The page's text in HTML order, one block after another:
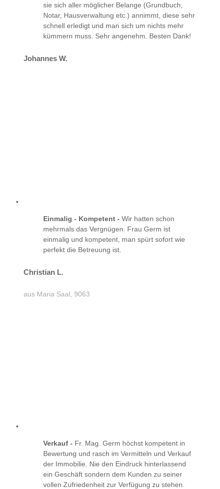
sie sich aller möglicher Belange (Grundbuch,
Notar, Hausverwaltung etc.) annimmt, diese sehr
schnell erledigt und man sich um nichts mehr
kümmern muss. Sehr angenehm. Besten Dank!
Johannes W.
Einmalig - Kompetent - Wir hatten schon
mehrmals das Vergnügen. Frau Germ ist
einmalig und kompetent, man spürt sofort wie
perfekt die Betreuung ist.
Christian L.
aus Maria Saal, 9063
Verkauf - Fr. Mag. Germ höchst kompetent in
Bewertung und rasch im Vermitteln und Verkauf
der Immobilie. Nie den Eindruck hinterlassend
ein Geschäft sondern dem Kunden zu seiner
vollen Zufriedenheit zur Verfügung zu stehen.